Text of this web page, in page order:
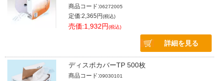
商品コード:06272005
定価:2,365円(税込)
売価:1,932円(税込)
詳細を見る
ディスポカバーTP 500枚
商品コード:09030101